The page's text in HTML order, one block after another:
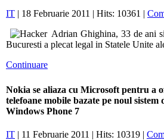
IT | 18 Februarie 2011 | Hits: 10361 |
Adrian Ghighina, 33 de ani
Bucuresti a plecat legal in Statele Unite
Continuare
Nokia se aliaza cu Microsoft pentru a
telefoane mobile bazate pe noul sistem
Windows Phone 7
IT | 11 Februarie 2011 | Hits: 10319 |